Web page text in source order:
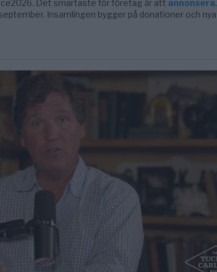
Det smartaste för företag är att annonsera.
Insamlingen bygger på donationer och nya